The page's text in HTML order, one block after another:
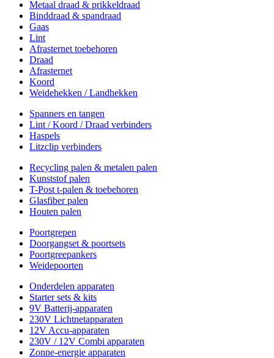
Metaal draad & prikkeldraad
Binddraad & spandraad
Gaas
Lint
Afrasternet toebehoren
Draad
Afrasternet
Koord
Weidehekken / Landhekken
Spanners en tangen
Lint / Koord / Draad verbinders
Haspels
Litzclip verbinders
Recycling palen & metalen palen
Kunststof palen
T-Post t-palen & toebehoren
Glasfiber palen
Houten palen
Poortgrepen
Doorgangset & poortsets
Poortgreepankers
Weidepoorten
Onderdelen apparaten
Starter sets & kits
9V Batterij-apparaten
230V Lichtnetapparaten
12V Accu-apparaten
230V / 12V Combi apparaten
Zonne-energie apparaten